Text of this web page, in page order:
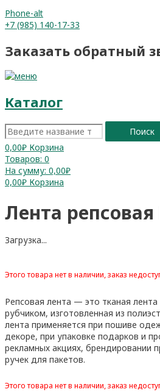
Phone-alt
+7 (985) 140-17-33
Заказать обратный
Каталог
Поиск
0,00₽ Корзина
Товаров: 0
На сумму: 0,00₽
0,00₽ Корзина
Лента репсовая
Загрузка...
Этого товара нет в наличии, заказ
Репсовая лента — это тканая
рубчиком, изготовленная из
лента применяется при пошиве
декоре, при упаковке подарков и
рекламных акциях, брендировании
ручек для пакетов.
Этого товара нет в наличии, заказ